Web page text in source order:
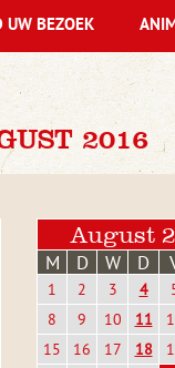
2016
August
M D W D
1 2 3 4
8
9 10 11
15
16 17 18
UW BEZOEK